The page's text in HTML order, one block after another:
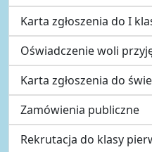
Karta zgłoszenia do I
Oświadczenie woli
Karta zgłoszenia do
Zamówienia publiczne
Rekrutacja do klasy